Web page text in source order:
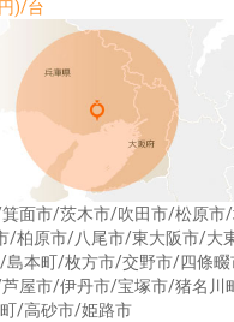
カートへ進む
)/台
面市/茨木市/吹田市/松原市
/柏原市/八尾市/東大阪市/大
本町/枚方市/交野市/四條畷
屋市/伊丹市/宝塚市/猪名川
/高砂市/姫路市